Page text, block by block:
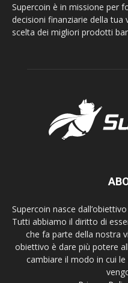
Supercoin è in missione per
decisioni finanziarie della
scelta dei migliori prodotti
Supercoin nasce
Tutti abbiamo il diritto di
che fa parte della nostra
obiettivo è dare più potere
cambiare il modo in cui